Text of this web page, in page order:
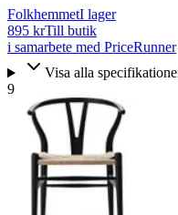
FolkhemmetI lager
895 krTill butik
i samarbete med PriceRunner
Visa alla
9